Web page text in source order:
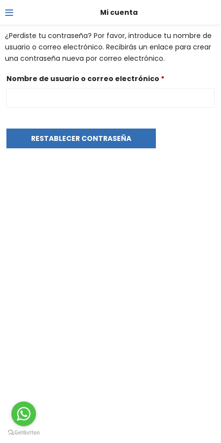
Mi cuenta
¿Perdiste tu contraseña? Por favor, introduce tu nombre de
usuario o correo electrónico. Recibirás un enlace para crear
una contraseña nueva por correo electrónico.
Nombre de usuario o correo electrónico *
RESTABLECER CONTRASEÑA